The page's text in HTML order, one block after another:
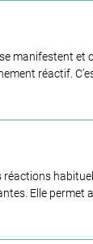
manifestent et
réactif.
réactions
Elle permet